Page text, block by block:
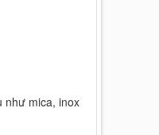
như mica, inox